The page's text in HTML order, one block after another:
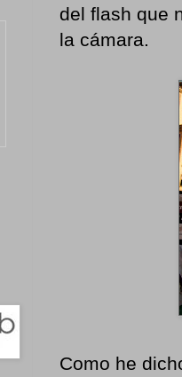
del flash que
la cámara.
Como he